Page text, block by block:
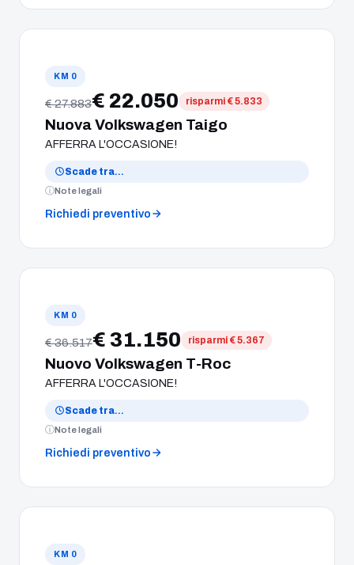
KM 0
€ 27.883€ 22.050 risparmi € 5.833
Nuova Volkswagen Taigo
AFFERRA L'OCCASIONE!
Scade tra…
Note legali
Richiedi preventivo
KM 0
€ 36.517€ 31.150 risparmi € 5.367
Nuovo Volkswagen T-Roc
AFFERRA L'OCCASIONE!
Scade tra…
Note legali
Richiedi preventivo
KM 0